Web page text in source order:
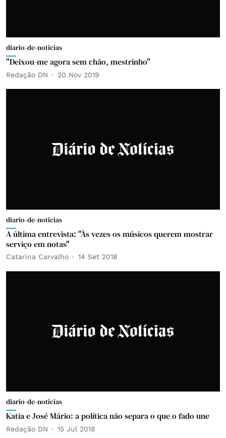
diario-de-noticias
"Deixou-me agora sem chão, mestrinho"
Redação DN 20 Nov 2019
diario-de-noticias
A última entrevista: "Às vezes os músicos querem mostrar
serviço em notas"
Catarina Carvalho 14 Set 2018
diario-de-noticias
Katia e José Mário: a política não separa o que o fado une
Redação DN 15 Jul 2018